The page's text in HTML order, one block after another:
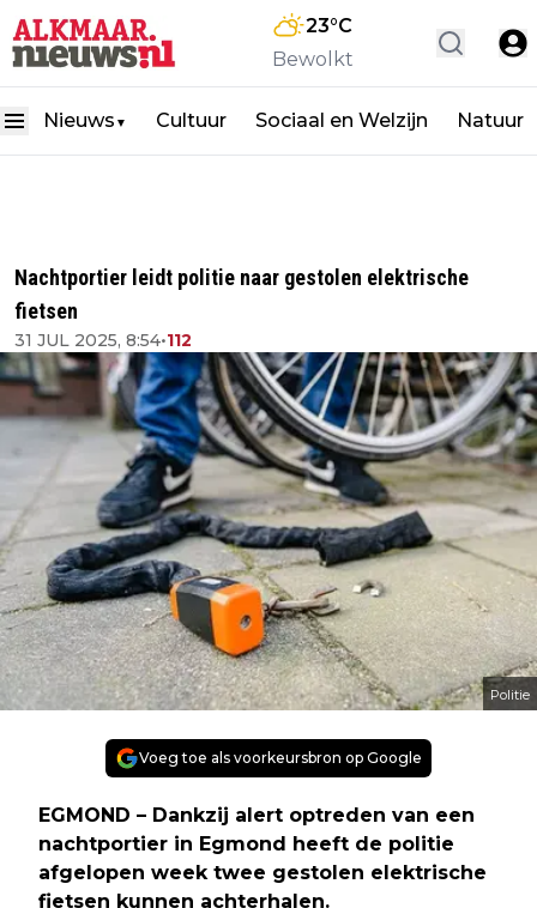
23°C
Bewolkt
Nieuws ▼ Cultuur Sociaal en Welzijn Natuur
Nachtportier leidt politie naar gestolen elektrische
fietsen
31 JUL 2025, 8:54•112
Politie
Voeg toe als voorkeursbron op Google
EGMOND – Dankzij alert optreden van een
nachtportier in Egmond heeft de politie
afgelopen week twee gestolen elektrische
fietsen kunnen achterhalen.